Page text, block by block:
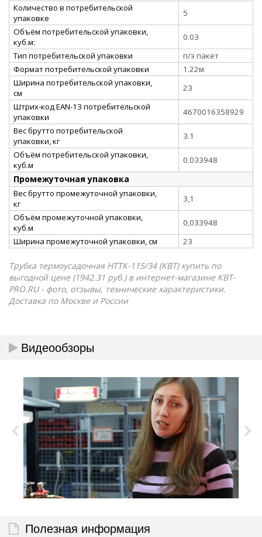
Количество в потребительской
упаковке
5
Объём потребительской упаковки,
куб.м:
0.03
Тип потребительской упаковки
п/э пакет
Формат потребительской упаковки
1.22м
Ширина потребительской упаковки,
см
23
Штрих-код EAN-13 потребительской
упаковки
4670016358929
Вес брутто потребительской
упаковки, кг
3.1
Объём потребительской упаковки,
куб.м
0.033948
Промежуточная упаковка
Вес брутто промежуточной упаковки,
кг
3,1
Объём промежуточной упаковки,
куб.м
0,033948
Ширина промежуточной упаковки, см
23
Трубка термоусадочная НТТК-115/34 (КВТ) купить по
выгодной цене (1942.31 руб.) в интернет-магазине КВТ-
PRO.RU - фото, отзывы, технические характеристики.
Доставка по Москве и России
Видеообзоры
Полезная информация